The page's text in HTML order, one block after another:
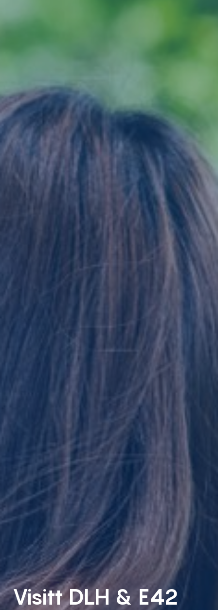
Visitt DLH & E42